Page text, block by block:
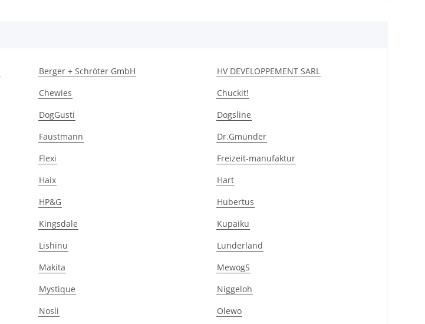
Berger + Schröter GmbH
HV DEVELOPPEMENT SARL
Chewies
Chuckit!
DogGusti
Dogsline
Faustmann
Dr.Gmünder
Flexi
Freizeit-manufaktur
Haix
Hart
HP&G
Hubertus
Kingsdale
Kupaiku
Lishinu
Lunderland
Makita
MewogS
Mystique
Niggeloh
Nosli
Olewo